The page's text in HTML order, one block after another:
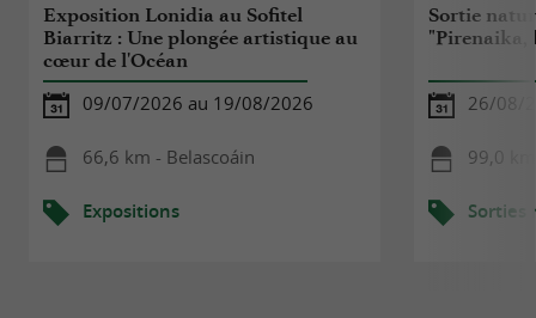
Exposition Lonidia au Sofitel
Biarritz : Une plongée artistique au
cœur de l'Océan
09/07/2026 au 19/08/2026
66,6 km - Belascoáin
Expositions
Sortie
"Pirenaika,
26/08/
99,0
Sorties